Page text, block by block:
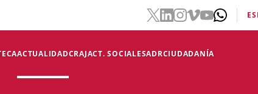
ACTUALIDADCRAJACT. SOCIALESADRCIUDADANÍA